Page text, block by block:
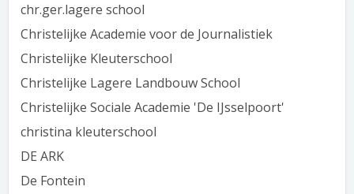
chr.ger.lagere school
Christelijke Academie voor de Journalistiek
Christelijke Kleuterschool
Christelijke Lagere Landbouw School
Christelijke Sociale Academie 'De IJsselpoort'
christina kleuterschool
DE ARK
De Fontein